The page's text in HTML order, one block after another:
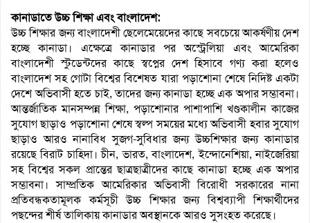
কানাডাতে উচ্চ শিক্ষা এবং বাংলাদেশ:
উচ্চ শিক্ষার জন্য বাংলাদেশী ছেলেমেয়েদের কাছে সবচেয়ে আকর্ষণীয় দেশ
হচ্ছে কানাডা। এক্ষেত্রে কানাডার পর অস্ট্রেলিয়া এবং আমেরিকা
বাংলাদেশী স্টুডেন্টদের কাছে স্বপ্নের দেশ হিসাবে গণ্য করা হলেও
বাংলাদেশ সহ গোটা বিশ্বের বিশেষত যারা পড়াশোনা শেষে নিদিষ্ট একটা
দেশে অভিবাসী হতে চাই, তাদের জন্য কানাডা হচ্ছে এক অপার সম্ভাবনা।
আন্তর্জাতিক মানসম্পন্ন শিক্ষা, পড়াশোনার পাশাপাশি খণ্ডকালীন কাজের
সুযোগ ছাড়াও পড়াশোনা শেষে স্বল্প সময়ের মধ্যে অভিবাসী হবার সুযোগ
ছাড়াও আরও নানাবিধ সুজগ-সুবিধার জন্য উচ্চশিক্ষার জন্য কানাডার
রয়েছে বিরাট চাহিদা। চীন, ভারত, বাংলাদেশ, ইন্দোনেশিয়া, নাইজেরিয়া
সহ বিশ্বের সকল প্রান্তের ছাত্রছাত্রীদের কাছে কানাডা হচ্ছে এক অপার
সম্ভাবনা। সাম্প্রতিক আমেরিকার অভিবাসী বিরোধী সরকারের নানা
প্রতিবন্ধকতামূলক কর্মসূচী উচ্চ শিক্ষার জন্য বিশ্বব্যাপী শিক্ষার্থীদের
পছন্দের শীর্ষ তালিকায় কানাডার অবস্থানকে আরও সুসংহত করেছে।